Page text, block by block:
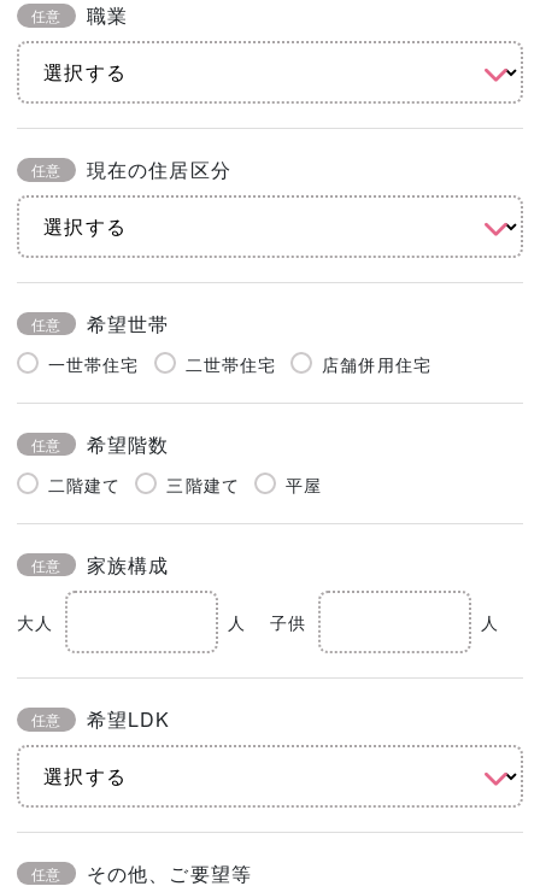
任意 職業
任意 現在の住居区分
任意 希望世帯
一世帯住宅 二世帯住宅 店舗併用住宅
任意 希望階数
二階建て 三階建て 平屋
任意 家族構成
大人 人 子供 人
任意 希望LDK
任意 その他、ご要望等